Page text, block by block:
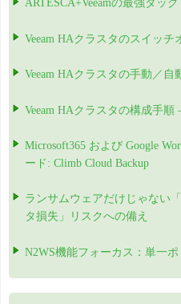
ARTESCA+Veeamの最強タッグ
Veeam HAクラスタのスイッチ
Veeam HAクラスタの手動／自
Veeam HAクラスタの構成手順
Microsoft365 および Google
ード: Climb Cloud Backup
ランサムウェアだけじゃない
タ損失」リスクへの備え
N2WS機能フォーカス：単一